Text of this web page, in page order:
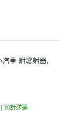
車 附發射器,
預計送達